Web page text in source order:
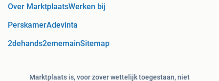
Over MarktplaatsWerken bij
PerskamerAdevinta
2dehands2ememainSitemap
Marktplaats is, voor zover wettelijk toegestaan, niet